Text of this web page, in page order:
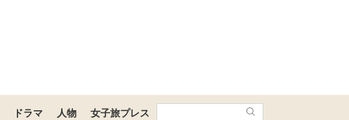
ドラマ 人物 女子旅プレス